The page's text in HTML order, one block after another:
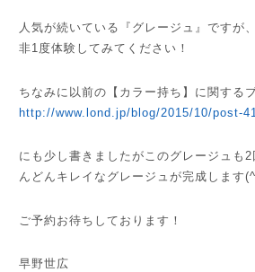
人気が続いている『グレージュ』ですが
非1度体験してみてください！
ちなみに以前の【カラー持ち】に関する
http://www.lond.jp/blog/2015/10/post-
にも少し書きましたがこのグレージュも
んどんキレイなグレージュが完成します
ご予約お待ちしております！
早野世広